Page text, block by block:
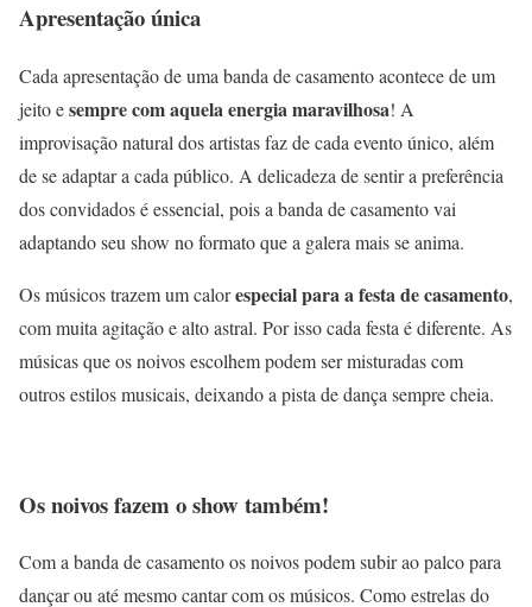
Apresentação única
Cada apresentação de uma banda de casamento acontece de um
jeito esempre com aquela energia maravilhosa! A
improvisação natural dos artistas faz de cada evento único, além
de se adaptar a cada público. A delicadeza de sentir a preferência
dos convidados é essencial, pois a banda de casamento vai
adaptando seu show no formato que a galera mais se anima.
Os músicos trazem um calorespecial para a festa de casamento,
com muita agitação e alto astral. Por isso cada festa é diferente. As
músicas que os noivos escolhem podem ser misturadas com
outros estilos musicais, deixando a pista de dança sempre cheia.
Os noivos fazem o show também!
Com a banda de casamento os noivos podem subir ao palco para
dançar ou até mesmo cantar com os músicos. Como estrelas do